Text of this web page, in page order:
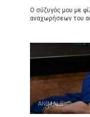
Ο σύζυγός μου με
αναχωρήσεων του
ANIMALS